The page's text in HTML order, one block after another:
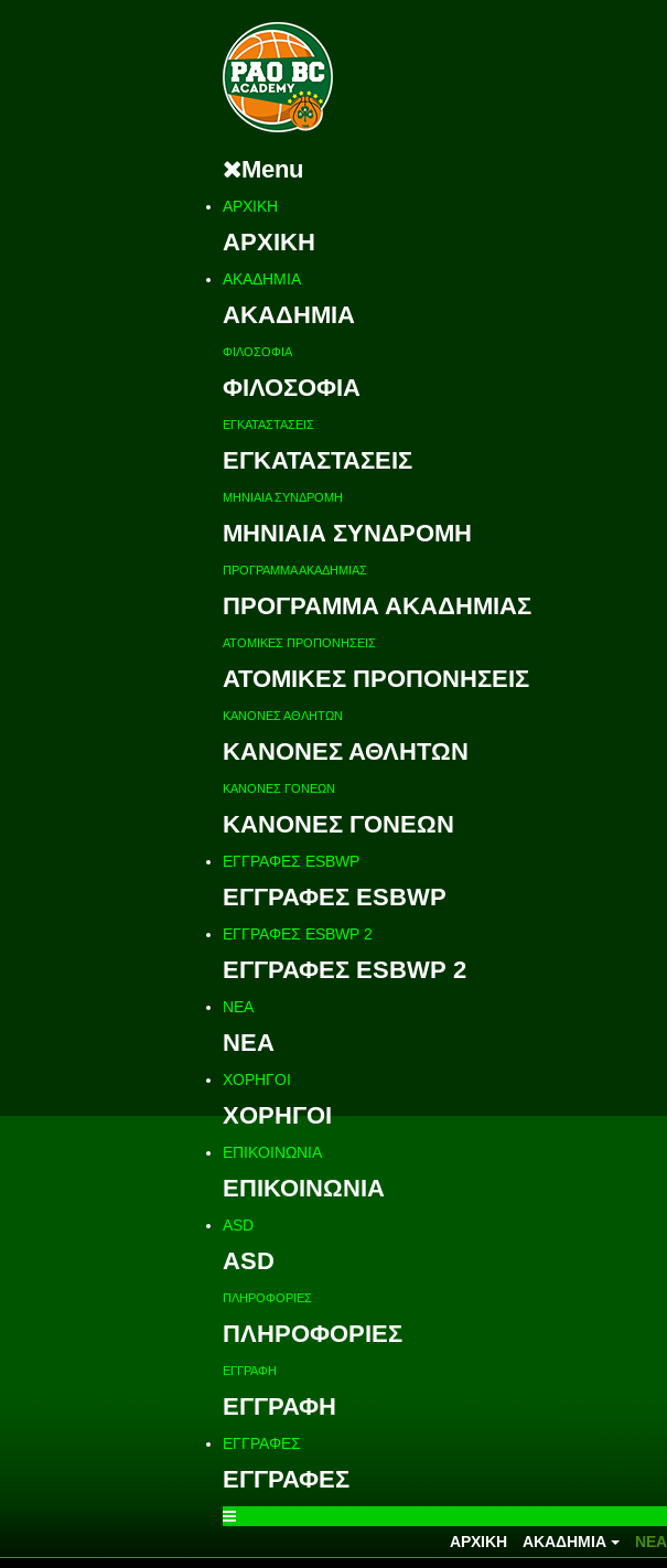
Menu
ΑΡΧΙΚΗ
ΑΡΧΙΚΗ
ΑΚΑΔΗΜΙΑ
ΑΚΑΔΗΜΙΑ
ΦΙΛΟΣΟΦΙΑ
ΦΙΛΟΣΟΦΙΑ
ΕΓΚΑΤΑΣΤΑΣΕΙΣ
ΕΓΚΑΤΑΣΤΑΣΕΙΣ
ΜΗΝΙΑΙΑ ΣΥΝΔΡΟΜΗ
ΜΗΝΙΑΙΑ ΣΥΝΔΡΟΜΗ
ΠΡΟΓΡΑΜΜΑ ΑΚΑΔΗΜΙΑΣ
ΠΡΟΓΡΑΜΜΑ ΑΚΑΔΗΜΙΑΣ
ΑΤΟΜΙΚΕΣ ΠΡΟΠΟΝΗΣΕΙΣ
ΑΤΟΜΙΚΕΣ ΠΡΟΠΟΝΗΣΕΙΣ
ΚΑΝΟΝΕΣ ΑΘΛΗΤΩΝ
ΚΑΝΟΝΕΣ ΑΘΛΗΤΩΝ
ΚΑΝΟΝΕΣ ΓΟΝΕΩΝ
ΚΑΝΟΝΕΣ ΓΟΝΕΩΝ
ΕΓΓΡΑΦΕΣ ESBWP
ΕΓΓΡΑΦΕΣ ESBWP
ΕΓΓΡΑΦΕΣ ESBWP 2
ΕΓΓΡΑΦΕΣ ESBWP 2
ΝΕΑ
ΝΕΑ
ΧΟΡΗΓΟΙ
ΧΟΡΗΓΟΙ
ΕΠΙΚΟΙΝΩΝΙΑ
ΕΠΙΚΟΙΝΩΝΙΑ
ASD
ASD
ΠΛΗΡΟΦΟΡΙΕΣ
ΠΛΗΡΟΦΟΡΙΕΣ
ΕΓΓΡΑΦΗ
ΕΓΓΡΑΦΗ
ΕΓΓΡΑΦΕΣ
ΕΓΓΡΑΦΕΣ
ΑΡΧΙΚΗ ΑΚΑΔΗΜΙΑ ΝΕΑ